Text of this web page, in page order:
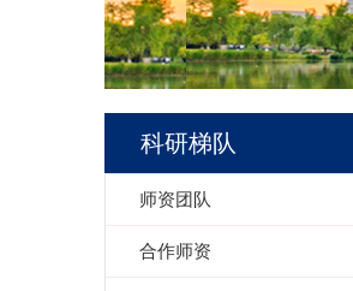
科研梯队
师资团队
合作师资